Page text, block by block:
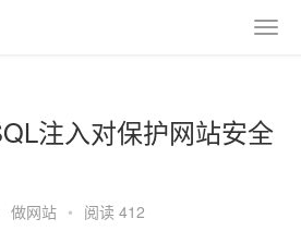
注入对保护网站安全
做网站 • 阅读 412